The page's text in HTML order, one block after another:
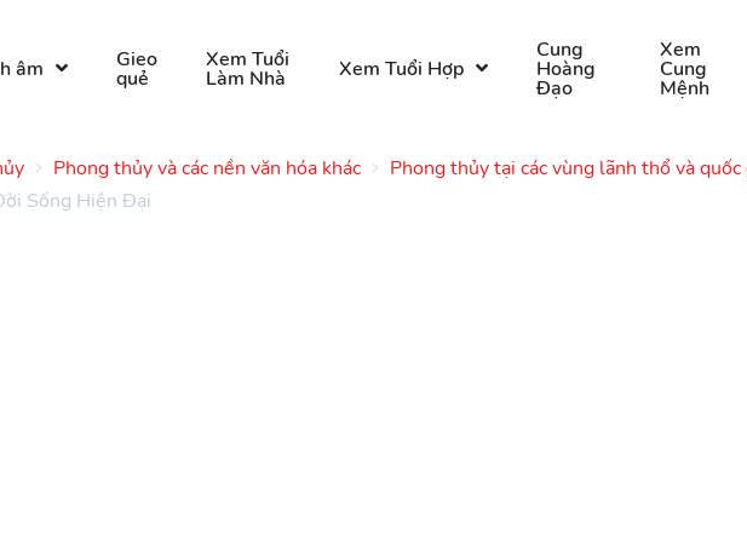
âm Gieo
quẻ
Xem Tuổi
Làm Nhà Xem Tuổi Hợp
Cung
Hoàng
Đạo
Xem
Cung
Mệnh
Phong thủy và các nền văn hóa khác
Phong thủy tại các vùng lãnh thổ và quốc
Sống Hiện Đại